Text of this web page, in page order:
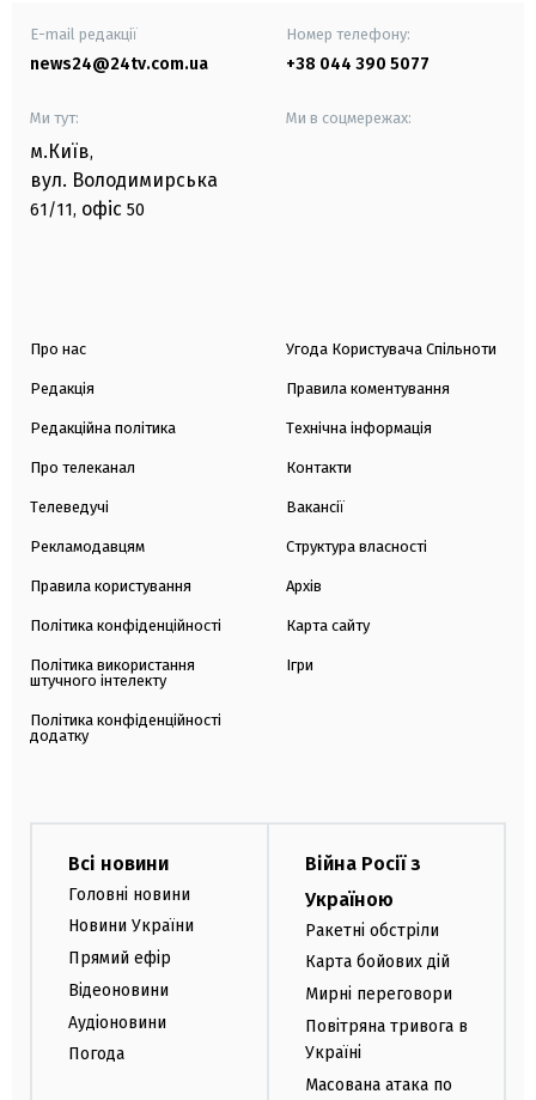
E-mail редакції
news24@24tv.com.ua
Номер телефону:
+38 044 390 5077
Ми тут:
м.Київ,
вул. Володимирська
61/11, офіс 50
Ми в соцмережах:
Про нас
Редакція
Редакційна політика
Про телеканал
Телеведучі
Рекламодавцям
Правила користування
Політика конфіденційності
Політика використання
штучного інтелекту
Політика конфіденційності
додатку
Угода Користувача Спільноти
Правила коментування
Технічна інформація
Контакти
Вакансії
Структура власності
Архів
Карта сайту
Ігри
Всі новини
Головні новини
Новини України
Прямий ефір
Відеоновини
Аудіоновини
Погода
Війна Росії з
Україною
Ракетні обстріли
Карта бойових дій
Мирні переговори
Повітряна тривога в
Україні
Масована атака по